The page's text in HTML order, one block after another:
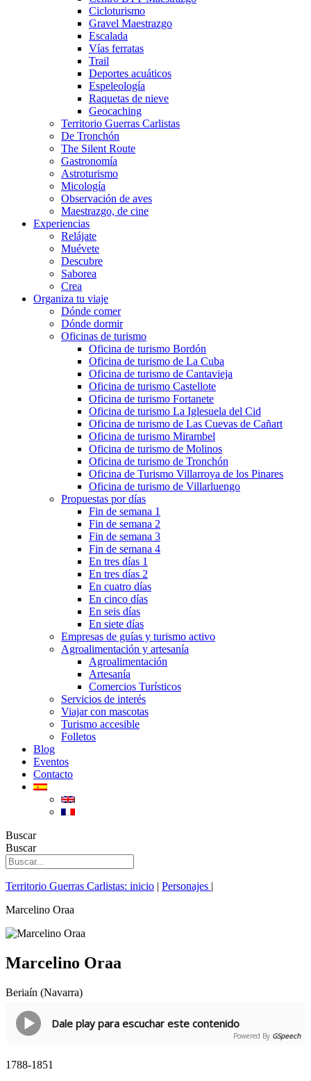
Cicloturismo
Gravel Maestrazgo
Escalada
Vías ferratas
Trail
Deportes acuáticos
Espeleología
Raquetas de nieve
Geocaching
Territorio Guerras Carlistas
De Tronchón
The Silent Route
Gastronomía
Astroturismo
Micología
Observación de aves
Maestrazgo, de cine
Experiencias
Relájate
Muévete
Descubre
Saborea
Crea
Organiza tu viaje
Dónde comer
Dónde dormir
Oficinas de turismo
Oficina de turismo Bordón
Oficina de turismo de La Cuba
Oficina de turismo de Cantavieja
Oficina de turismo Castellote
Oficina de turismo Fortanete
Oficina de turismo La Iglesuela del Cid
Oficina de turismo de Las Cuevas de Cañart
Oficina de turismo Mirambel
Oficina de turismo de Molinos
Oficina de turismo de Tronchón
Oficina de Turismo Villarroya de los Pinares
Oficina de turismo de Villarluengo
Propuestas por días
Fin de semana 1
Fin de semana 2
Fin de semana 3
Fin de semana 4
En tres días 1
En tres días 2
En cuatro días
En cinco días
En seis días
En siete días
Empresas de guías y turismo activo
Agroalimentación y artesanía
Agroalimentación
Artesanía
Comercios Turísticos
Servicios de interés
Viajar con mascotas
Turismo accesible
Folletos
Blog
Eventos
Contacto
Buscar
Buscar
Territorio Guerras Carlistas: inicio | Personajes |
Marcelino Oraa
Marcelino Oraa
Beriaín (Navarra)
Dale play para escuchar este contenido
Powered By GSpeech
1788-1851